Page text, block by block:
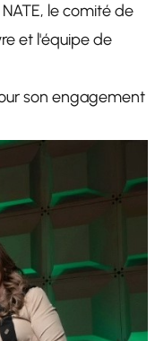
le comité de
et l'équipe de
son engagement